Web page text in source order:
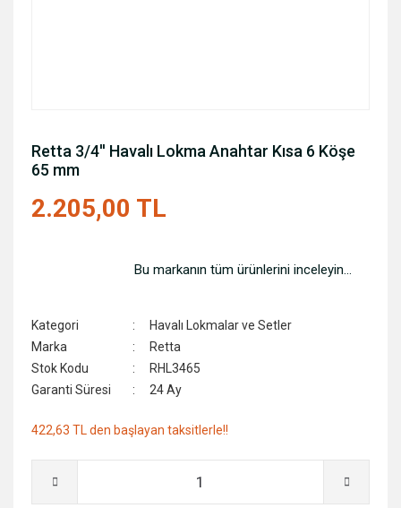
Retta 3/4'' Havalı Lokma Anahtar Kısa 6 Köşe
65 mm
2.205,00 TL
Bu markanın tüm ürünlerini inceleyin...
Kategori
Havalı Lokmalar ve Setler
Marka
Retta
Stok Kodu
RHL3465
Garanti Süresi
24 Ay
422,63 TL den başlayan taksitlerle!!